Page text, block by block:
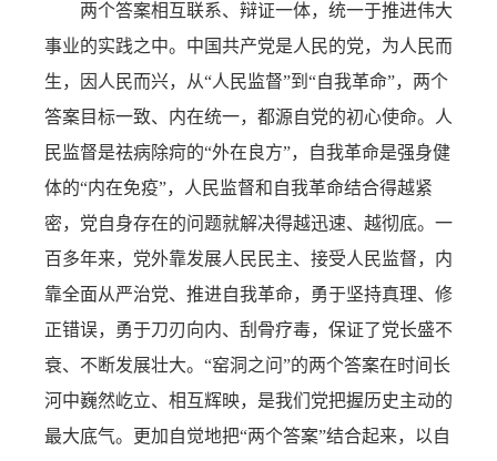
两个答案相互联系、辩证一体，统一于推进伟大
事业的实践之中。中国共产党是人民的党，为人民而
生，因人民而兴，从“人民监督”到“自我革命”，两个
答案目标一致、内在统一，都源自党的初心使命。人
民监督是祛病除疴的“外在良方”，自我革命是强身健
体的“内在免疫”，人民监督和自我革命结合得越紧
密，党自身存在的问题就解决得越迅速、越彻底。一
百多年来，党外靠发展人民民主、接受人民监督，内
靠全面从严治党、推进自我革命，勇于坚持真理、修
正错误，勇于刀刃向内、刮骨疗毒，保证了党长盛不
衰、不断发展壮大。“窑洞之问”的两个答案在时间长
河中巍然屹立、相互辉映，是我们党把握历史主动的
最大底气。更加自觉地把“两个答案”结合起来，以自